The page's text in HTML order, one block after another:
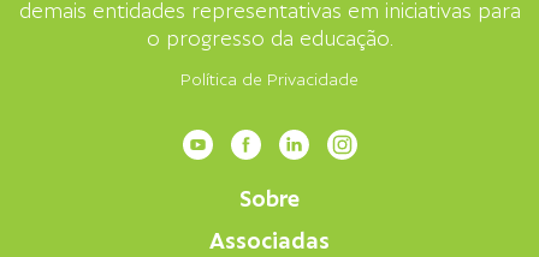
demais entidades representativas em iniciativas para
o progresso da educação.
Política de Privacidade
Sobre
Associadas